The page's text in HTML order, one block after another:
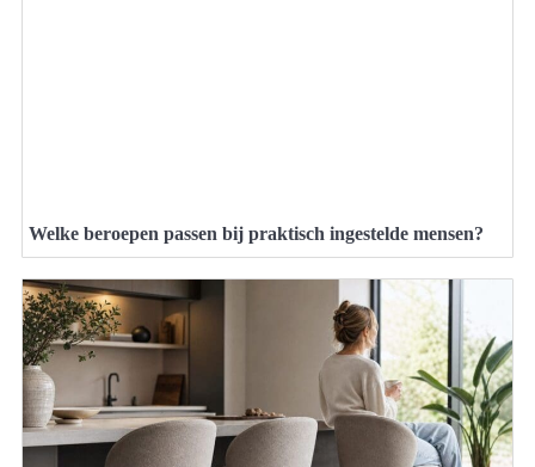
Welke beroepen passen bij praktisch ingestelde mensen?